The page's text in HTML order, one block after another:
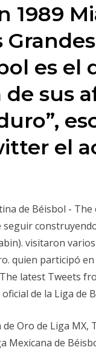
1989
es el
sus
el
de Béisbol -
seguir
visitaron
quien participó
latest Tweets
oficial de la Liga
de Oro de Liga
Mexicana de